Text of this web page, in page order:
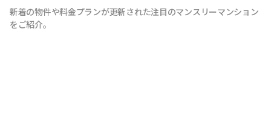
新着の物件や料金プランが更新された注目のマンスリーマンション
をご紹介。